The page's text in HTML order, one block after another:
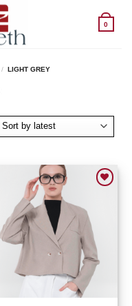
0
/ LIGHT GREY
Add to wishlist